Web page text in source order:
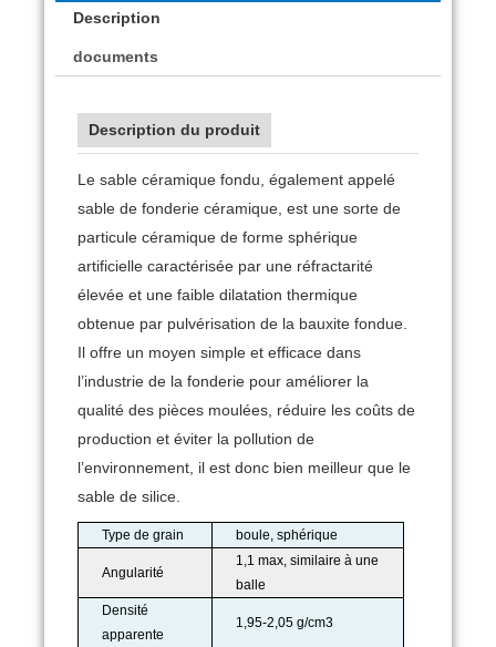
Description
documents
Description du produit
Le sable céramique fondu, également appelé
sable de fonderie céramique, est une sorte de
particule céramique de forme sphérique
artificielle caractérisée par une réfractarité
élevée et une faible dilatation thermique
obtenue par pulvérisation de la bauxite fondue.
Il offre un moyen simple et efficace dans
l’industrie de la fonderie pour améliorer la
qualité des pièces moulées, réduire les coûts de
production et éviter la pollution de
l’environnement, il est donc bien meilleur que le
sable de silice.
Type de grain boule, sphérique
Angularité
1,1 max, similaire à une
balle
Densité
apparente
1,95-2,05 g/cm3